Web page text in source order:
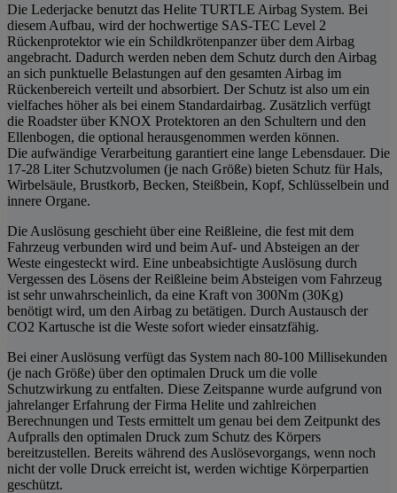
Die Lederjacke benutzt das Helite TURTLE Airbag System. Bei
diesem Aufbau, wird der hochwertige SAS-TEC Level 2
Rückenprotektor wie ein Schildkrötenpanzer über dem Airbag
angebracht. Dadurch werden neben dem Schutz durch den Airbag
an sich punktuelle Belastungen auf den gesamten Airbag im
Rückenbereich verteilt und absorbiert. Der Schutz ist also um ein
vielfaches höher als bei einem Standardairbag. Zusätzlich verfügt
die Roadster über KNOX Protektoren an den Schultern und den
Ellenbogen, die optional herausgenommen werden können.
Die aufwändige Verarbeitung garantiert eine lange Lebensdauer. Die
17-28 Liter Schutzvolumen (je nach Größe) bieten Schutz für Hals,
Wirbelsäule, Brustkorb, Becken, Steißbein, Kopf, Schlüsselbein und
innere Organe.
Die Auslösung geschieht über eine Reißleine, die fest mit dem
Fahrzeug verbunden wird und beim Auf- und Absteigen an der
Weste eingesteckt wird. Eine unbeabsichtigte Auslösung durch
Vergessen des Lösens der Reißleine beim Absteigen vom Fahrzeug
ist sehr unwahrscheinlich, da eine Kraft von 300Nm (30Kg)
benötigt wird, um den Airbag zu betätigen. Durch Austausch der
CO2 Kartusche ist die Weste sofort wieder einsatzfähig.
Bei einer Auslösung verfügt das System nach 80-100 Millisekunden
(je nach Größe) über den optimalen Druck um die volle
Schutzwirkung zu entfalten. Diese Zeitspanne wurde aufgrund von
jahrelanger Erfahrung der Firma Helite und zahlreichen
Berechnungen und Tests ermittelt um genau bei dem Zeitpunkt des
Aufpralls den optimalen Druck zum Schutz des Körpers
bereitzustellen. Bereits während des Auslösevorgangs, wenn noch
nicht der volle Druck erreicht ist, werden wichtige Körperpartien
geschützt.